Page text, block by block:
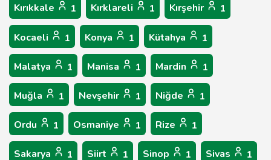
Kırıkkale 1 Kırklareli 1 Kırşehir 1
Kocaeli 1 Konya 1 Kütahya 1
Malatya 1 Manisa 1 Mardin 1
Muğla 1 Nevşehir 1 Niğde 1
Ordu 1 Osmaniye 1 Rize 1
Sakarya 1 Siirt 1 Sinop 1 Sivas 1